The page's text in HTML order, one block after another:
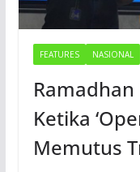
FEATURES NASIONAL
Ramadhan
Ketika
Memutus